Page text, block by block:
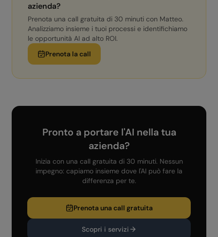
azienda?
Prenota una call gratuita di 30 minuti con Matteo.
Analizziamo insieme i tuoi processi e identifichiamo
le opportunità AI ad alto ROI.
Prenota la call
Pronto a portare l'AI nella tua
azienda?
Inizia con una call gratuita di 30 minuti. Nessun
impegno: capiamo insieme dove l'AI può fare la
differenza per te.
Prenota una call gratuita
Scopri i servizi